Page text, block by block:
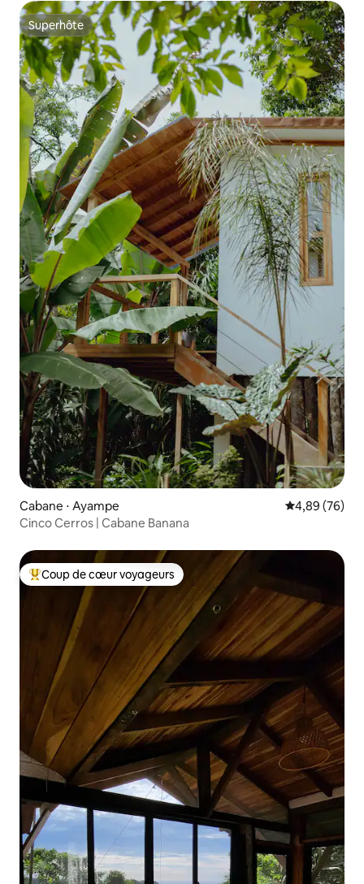
Superhôte
Superhôte
Cabane ⋅ Ayampe Évaluation
4,89 (76)
Cinco Cerros | Cabane Banana
Coups de cœur voyageurs les plus appréciés
Coup de cœur voyageurs